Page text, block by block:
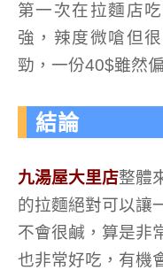
第一次在拉麵店
強，辣度微嗆但
勁，一份40$雖然
結論
九湯屋大里店整體
的拉麵絕對可以讓
不會很鹹，算是非
也非常好吃，有機